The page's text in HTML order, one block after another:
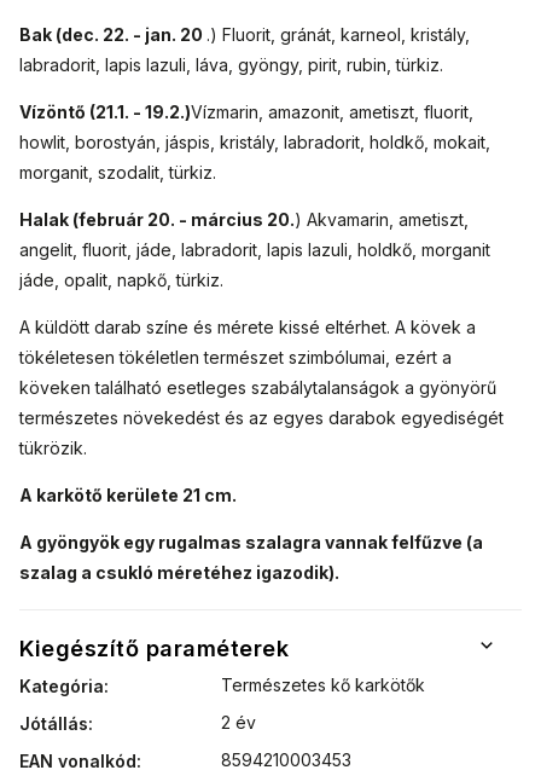
Bak (dec. 22. - jan. 20 .) Fluorit, gránát, karneol, kristály,
labradorit, lapis lazuli, láva, gyöngy, pirit, rubin, türkiz.
Vízöntő (21.1. - 19.2.)Vízmarin, amazonit, ametiszt, fluorit,
howlit, borostyán, jáspis, kristály, labradorit, holdkő, mokait,
morganit, szodalit, türkiz.
Halak (február 20. - március 20.) Akvamarin, ametiszt,
angelit, fluorit, jáde, labradorit, lapis lazuli, holdkő, morganit
jáde, opalit, napkő, türkiz.
A küldött darab színe és mérete kissé eltérhet. A kövek a
tökéletesen tökéletlen természet szimbólumai, ezért a
köveken található esetleges szabálytalanságok a gyönyörű
természetes növekedést és az egyes darabok egyediségét
tükrözik.
A karkötő kerülete 21 cm.
A gyöngyök egy rugalmas szalagra vannak felfűzve (a
szalag a csukló méretéhez igazodik).
Kiegészítő paraméterek
Kategória:
Természetes kő karkötők
Jótállás:
2 év
EAN vonalkód:
8594210003453